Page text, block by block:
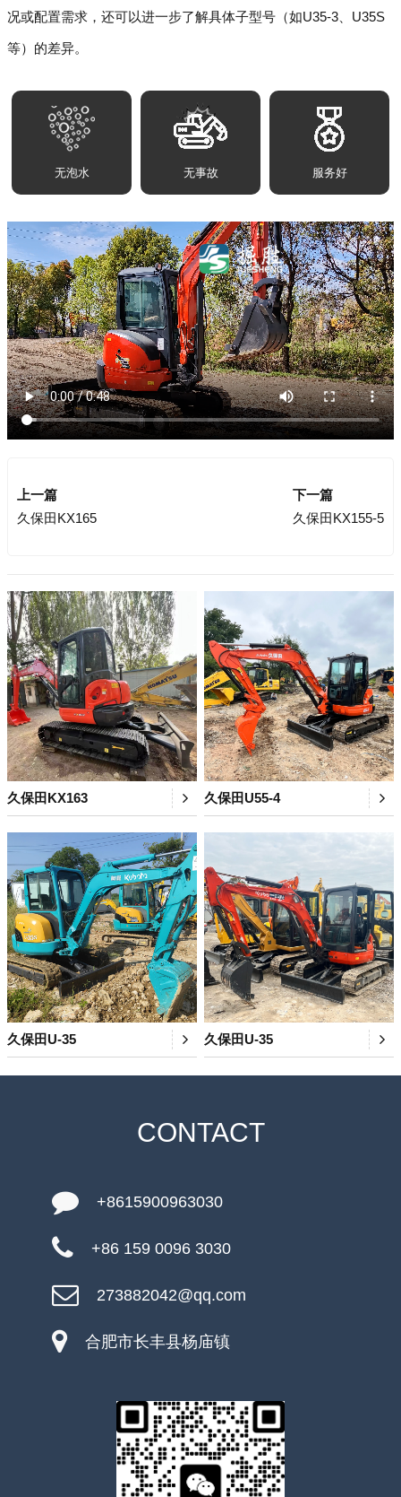
况或配置需求，还可以进一步了解具体子型号（如U35-3、U35S
等）的差异。
无泡水 无事故 服务好
上一篇
久保田KX165
下一篇
久保田KX155-5
久保田KX163 久保田U55-4
久保田U-35 久保田U-35
CONTACT
+8615900963030
+86 159 0096 3030
273882042@qq.com
合肥市长丰县杨庙镇